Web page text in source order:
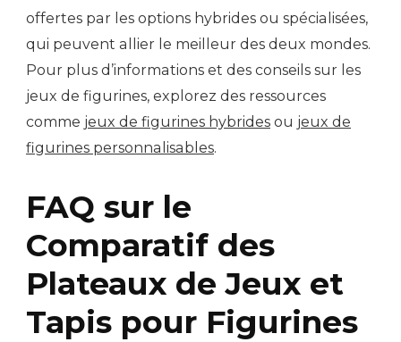
offertes par les options hybrides ou spécialisées,
qui peuvent allier le meilleur des deux mondes.
Pour plus d’informations et des conseils sur les
jeux de figurines, explorez des ressources
comme jeux de figurines hybrides ou jeux de
figurines personnalisables.
FAQ sur le
Comparatif des
Plateaux de Jeux et
Tapis pour Figurines